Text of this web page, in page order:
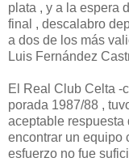
plata , y a la espera
final , descalabro
a dos de los más
Luis Fernández
El Real Club Celta -
porada 1987/88 ,
aceptable respuesta
encontrar un equipo
esfuerzo no fue